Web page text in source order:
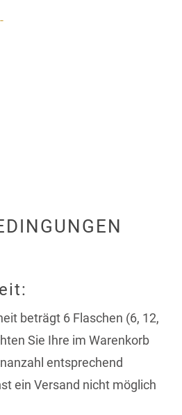
beträgt 6 Flaschen (6, 12,
Sie Ihre im Warenkorb
entsprechend
ein Versand nicht möglich